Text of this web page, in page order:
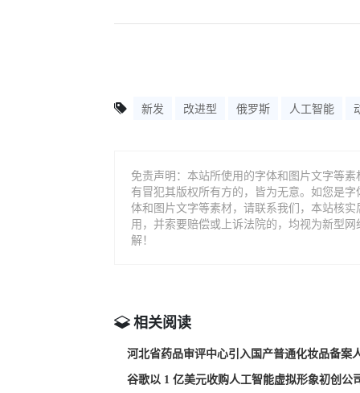
新发 改进型 俄罗斯 人工智能
免责声明：本站所使用的字体和图片文字等
有冒犯其版权所有方的，皆为无意。如您是
体和图片文字等素材，请联系我们，本站核
用，并索要赔偿或上诉法院的，均视为新型
解！
相关阅读
河北省药品审评中心引入国产普通化妆品备案
谷歌以 1 亿美元收购人工智能虚拟形象初创公